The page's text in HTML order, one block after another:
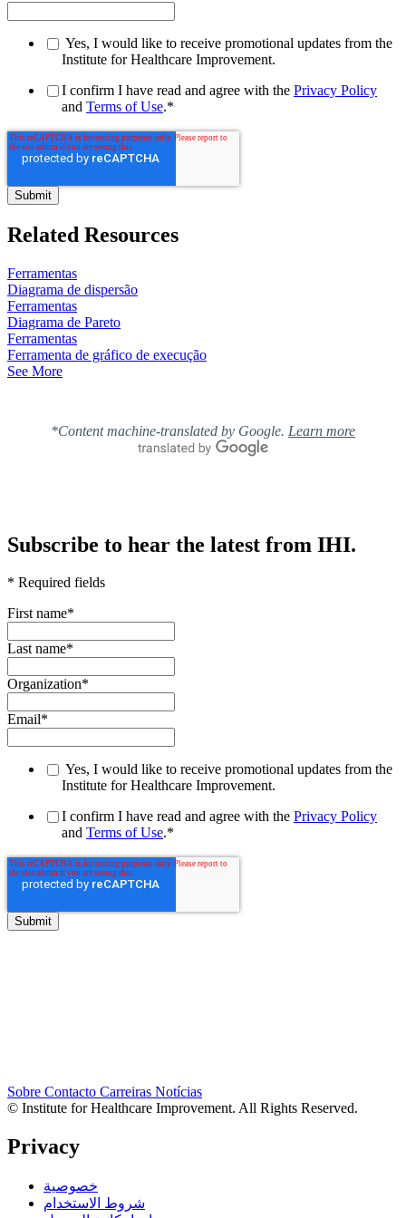
Yes, I would like to receive promotional updates from the
Institute for Healthcare Improvement.
I confirm I have read and agree with the Privacy Policy
and Terms of Use.*
Related Resources
Ferramentas
Diagrama de dispersão
Ferramentas
Diagrama de Pareto
Ferramentas
Ferramenta de gráfico de execução
See More
*Content machine-translated by Google. Learn more
Subscribe to hear the latest from IHI.
* Required fields
First name*
Last name*
Organization*
Email*
Yes, I would like to receive promotional updates from the
Institute for Healthcare Improvement.
I confirm I have read and agree with the Privacy Policy
and Terms of Use.*
Sobre Contacto Carreiras Notícias
© Institute for Healthcare Improvement. All Rights Reserved.
Privacy
خصوصية
شروط الاستخدام